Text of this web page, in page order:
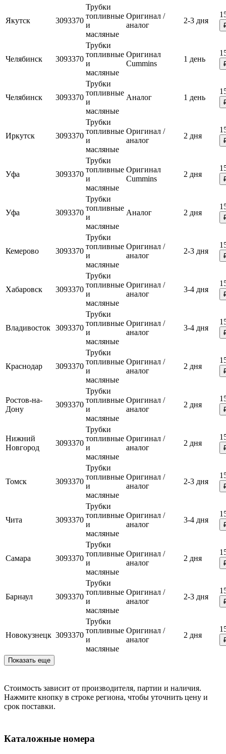
Якутск 3093370
Трубки
топливные
и
масляные
Оригинал /
аналог
2-3 дня
Челябинск 3093370
Трубки
топливные
и
масляные
Оригинал
Cummins
1 день
Челябинск 3093370
Трубки
топливные
и
масляные
Аналог 1 день
Иркутск 3093370
Трубки
топливные
и
масляные
Оригинал /
аналог
2 дня
Уфа 3093370
Трубки
топливные
и
масляные
Оригинал
Cummins
2 дня
Уфа 3093370
Трубки
топливные
и
масляные
Аналог 2 дня
Кемерово 3093370
Трубки
топливные
и
масляные
Оригинал /
аналог
2-3 дня
Хабаровск 3093370
Трубки
топливные
и
масляные
Оригинал /
аналог
3-4 дня
Владивосток 3093370
Трубки
топливные
и
масляные
Оригинал /
аналог
3-4 дня
Краснодар 3093370
Трубки
топливные
и
масляные
Оригинал /
аналог
2 дня
Ростов-на-
Дону
3093370
Трубки
топливные
и
масляные
Оригинал /
аналог
2 дня
Нижний
Новгород
3093370
Трубки
топливные
и
масляные
Оригинал /
аналог
2 дня
Томск 3093370
Трубки
топливные
и
масляные
Оригинал /
аналог
2-3 дня
Чита 3093370
Трубки
топливные
и
масляные
Оригинал /
аналог
3-4 дня
Самара 3093370
Трубки
топливные
и
масляные
Оригинал /
аналог
2 дня
Барнаул 3093370
Трубки
топливные
и
масляные
Оригинал /
аналог
2-3 дня
Новокузнецк 3093370
Трубки
топливные
и
масляные
Оригинал /
аналог
2 дня
Показать еще
Стоимость зависит от производителя, партии и наличия.
Нажмите кнопку в строке региона, чтобы уточнить цену и
срок поставки.
Каталожные номера